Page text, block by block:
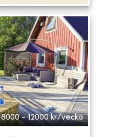
8000 - 12000 kr/vecka